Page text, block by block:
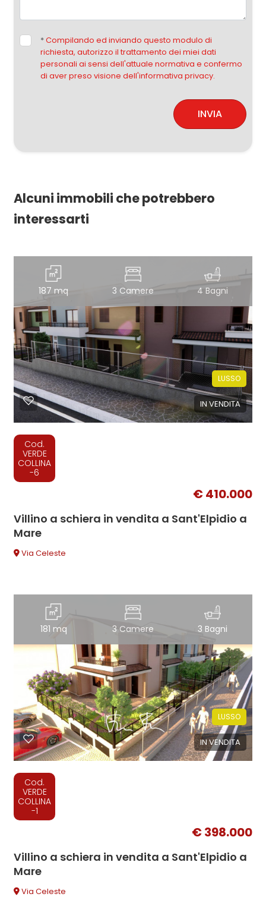
*Compilando ed inviando questo modulo di
richiesta, autorizzo il trattamento dei miei dati
personali ai sensi dell'attuale normativa e confermo
di aver preso visione dell'informativa privacy.
INVIA
Alcuni immobili che potrebbero
interessarti
187 mq 3 Camere 4 Bagni
IN VENDITA
LUSSO
Cod.
VERDE
COLLINA
-6
€ 410.000
Villino a schiera in vendita a Sant'Elpidio a
Mare
Via Celeste
181 mq 3 Camere 3 Bagni
IN VENDITA
LUSSO
Cod.
VERDE
COLLINA
-1
€ 398.000
Villino a schiera in vendita a Sant'Elpidio a
Mare
Via Celeste